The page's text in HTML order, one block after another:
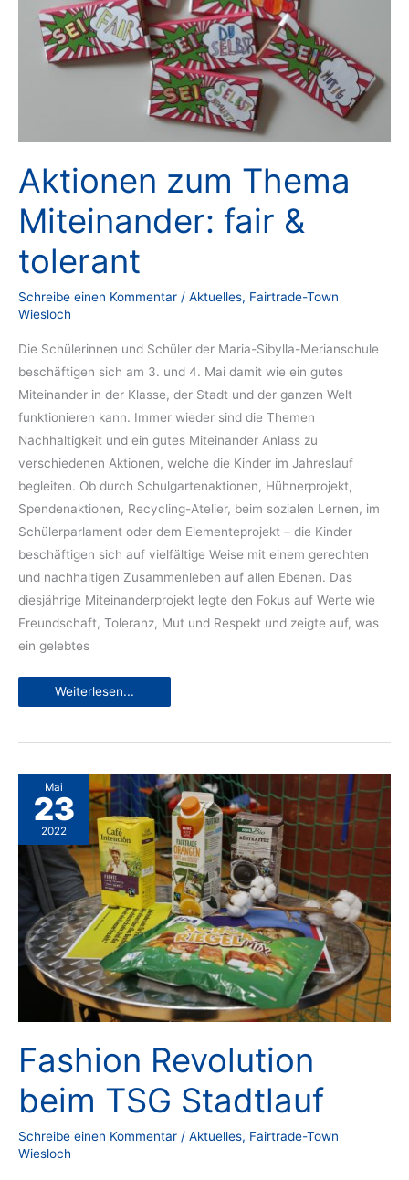
Aktionen zum Thema
Miteinander: fair &
tolerant
Schreibe einen Kommentar / Aktuelles, Fairtrade-Town
Wiesloch
Die Schülerinnen und Schüler der Maria-Sibylla-Merianschule
beschäftigen sich am 3. und 4. Mai damit wie ein gutes
Miteinander in der Klasse, der Stadt und der ganzen Welt
funktionieren kann. Immer wieder sind die Themen
Nachhaltigkeit und ein gutes Miteinander Anlass zu
verschiedenen Aktionen, welche die Kinder im Jahreslauf
begleiten. Ob durch Schulgartenaktionen, Hühnerprojekt,
Spendenaktionen, Recycling-Atelier, beim sozialen Lernen, im
Schülerparlament oder dem Elementeprojekt – die Kinder
beschäftigen sich auf vielfältige Weise mit einem gerechten
und nachhaltigen Zusammenleben auf allen Ebenen. Das
diesjährige Miteinanderprojekt legte den Fokus auf Werte wie
Freundschaft, Toleranz, Mut und Respekt und zeigte auf, was
ein gelebtes
Aktionen
Weiterlesen...
Mai
23
2022
Fashion Revolution
beim TSG Stadtlauf
Schreibe einen Kommentar / Aktuelles, Fairtrade-Town
Wiesloch